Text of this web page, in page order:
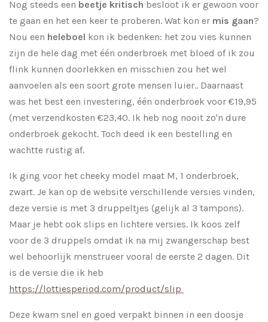
Nog steeds een beetje kritisch besloot ik er gewoon voor
te gaan en het een keer te proberen. Wat kon er mis gaan?
Nou een heleboel kon ik bedenken: het zou vies kunnen
zijn de hele dag met één onderbroek met bloed of ik zou
flink kunnen doorlekken en misschien zou het wel
aanvoelen als een soort grote mensen luier.. Daarnaast
was het best een investering, één onderbroek voor €19,95
(met verzendkosten €23,40. Ik heb nog nooit zo'n dure
onderbroek gekocht. Toch deed ik een bestelling en
wachtte rustig af.
Ik ging voor het cheeky model maat M, 1 onderbroek,
zwart. Je kan op de website verschillende versies vinden,
deze versie is met 3 druppeltjes (gelijk al 3 tampons).
Maar je hebt ook slips en lichtere versies. Ik koos zelf
voor de 3 druppels omdat ik na mij zwangerschap best
wel behoorlijk menstrueer vooral de eerste 2 dagen. Dit
is de versie die ik heb
https://lottiesperiod.com/product/slip
Deze kwam snel en goed verpakt binnen in een doosje